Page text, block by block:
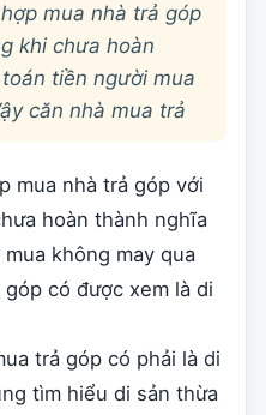
mua nhà trả góp
khi chưa hoàn
tiền người mua
căn nhà mua trả
mua nhà trả góp với
hoàn thành nghĩa
không may qua
có được xem là di
trả góp có phải là di
tìm hiểu di sản thừa